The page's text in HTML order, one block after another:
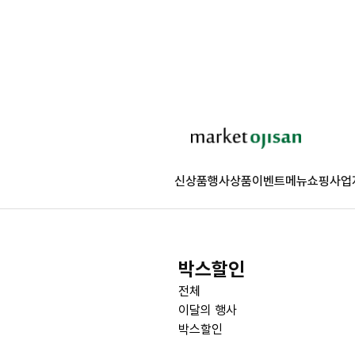
신상품행사상품이벤트메뉴쇼핑사업
박스할인
전체
이달의 행사
박스할인